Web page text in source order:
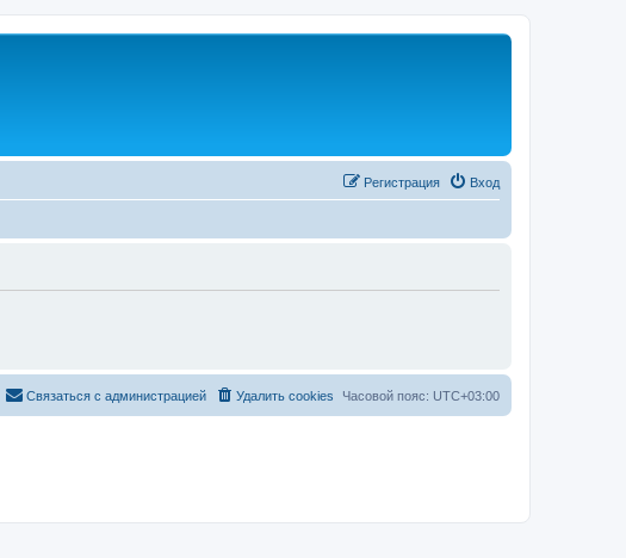
Вход
Регистрация
Часовой пояс: UTC+03:00
Удалить cookies
Связаться с администрацией